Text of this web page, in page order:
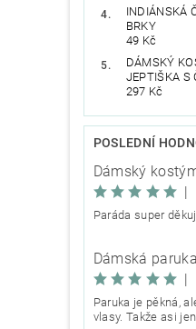
INDIÁNSKÁ
BRKY
49 Kč
DÁMSKÝ
JEPTIŠKA S
297 Kč
POSLEDNÍ
Paráda super
Dámská
Paruka je pěkná,
vlasy. Takže asi